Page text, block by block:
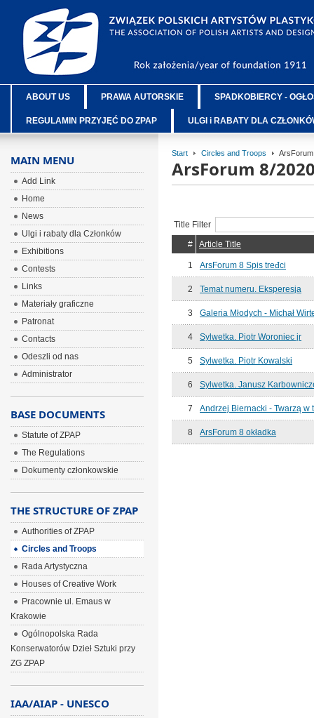
ABOUT US PRAWA AUTORSKIE SPADKOBIERCY -
REGULAMIN PRZYJĘĆ DO ZPAP ULGI i RABATY DLA
Start Circles and Troops
ArsForum 8/
Title Filter
#
Article Title
1 ArsForum 8 Spis tređci
2 Temat numeru. Eksperesja
3 Galeria Młodych - Michał
4 Sylwetka. Piotr Woroniec jr
5 Sylwetka. Piotr Kowalski
6 Sylwetka. Janusz
7 Andrzej Biernacki - Twarzą w
8 ArsForum 8 okładka
MAIN MENU
Add Link
Home
News
Ulgi i rabaty dla Członków
Exhibitions
Contests
Links
Materiały graficzne
Patronat
Contacts
Odeszli od nas
Administrator
BASE DOCUMENTS
Statute of ZPAP
The Regulations
Dokumenty członkowskie
THE STRUCTURE OF ZPAP
Authorities of ZPAP
Circles and Troops
Rada Artystyczna
Houses of Creative Work
Pracownie ul. Emaus w
Krakowie
Ogólnopolska Rada
Konserwatorów Dzieł Sztuki przy
ZG ZPAP
IAA/AIAP - UNESCO